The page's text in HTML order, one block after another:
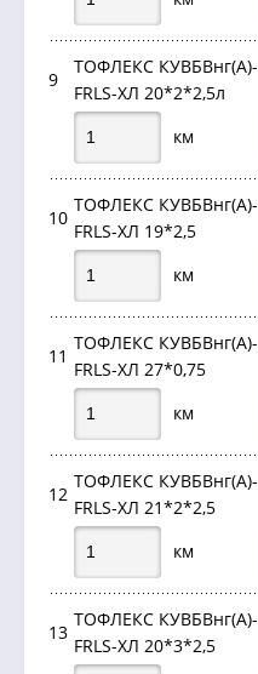
9
ТОФЛЕКС КУВБВнг(А)-
FRLS-ХЛ 20*2*2,5л
км
10
ТОФЛЕКС КУВБВнг(А)-
FRLS-ХЛ 19*2,5
км
11
ТОФЛЕКС КУВБВнг(А)-
FRLS-ХЛ 27*0,75
км
12
ТОФЛЕКС КУВБВнг(А)-
FRLS-ХЛ 21*2*2,5
км
13
ТОФЛЕКС КУВБВнг(А)-
FRLS-ХЛ 20*3*2,5